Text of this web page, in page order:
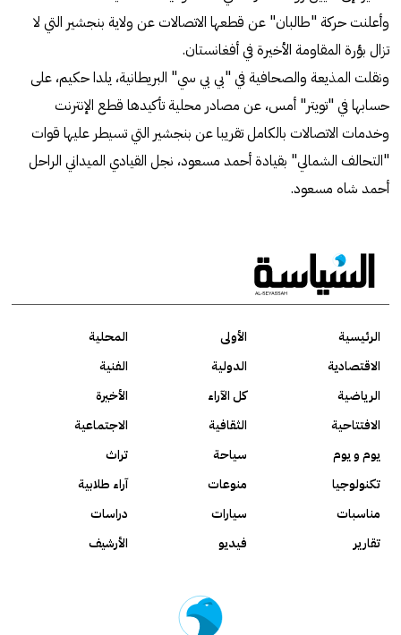
وأعلنت حركة "طالبان" عن قطعها الاتصالات عن ولاية بنجشير التي لا
تزال بؤرة المقاومة الأخيرة في أفغانستان.
ونقلت المذيعة والصحافية في "بي بي سي" البريطانية، يلدا حكيم، على
حسابها في "تويتر" أمس، عن مصادر محلية تأكيدها قطع الإنترنت
وخدمات الاتصالات بالكامل تقريبا عن بنجشير التي تسيطر عليها قوات
"التحالف الشمالي" بقيادة أحمد مسعود، نجل القيادي الميداني الراحل
أحمد شاه مسعود.
الرئيسية الأولى
المحلية
الاقتصادية
الدولية
الفنية
الرياضية
كل الآراء
الأخيرة
الافتتاحية
الثقافية
الاجتماعية
يوم و يوم
سياحة
تراث
تكنولوجيا
منوعات
آراء طلابية
مناسبات
سيارات
دراسات
تقارير
فيديو الأرشيف